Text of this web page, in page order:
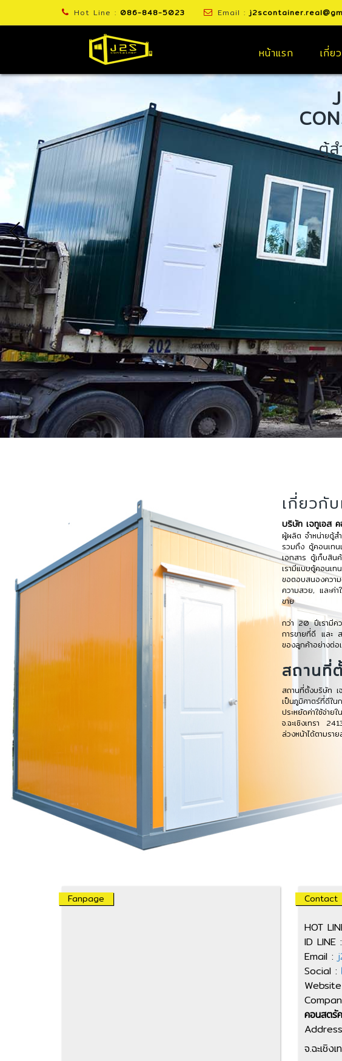
Hot Line : 086-848-5023 Email :
หน้าแรก เกี่ย
ตู้กระจกบานเลื่อน
สะท้อนความเรียบง่ายและเรียบหรู
สนใจตู้หล่อๆ สวยๆ พร้อมคุณภาพ ติดต่อเลย !!!
Hot Line : 086-848-5023
Line :j2scontainer
เกี่ยวกับ
บริษัท เจทูเอส ค
ผู้ผลิต จำหน่ายตู้ส
รวมถึง ตู้คอนเท
เอกสาร ตู้เก็บสิ
เรามีแบบตู้คอนเท
ขอตอบสนองควา
ความสวย, และค่า
ขาย
กว่า 20 ปีเรามีค
การขายที่ดี และ
ของลูกค้าอย่างต่อ
สถานที่
สถานที่ตั้งบริษัท เ
เป็นภูมิศาตร์ที่ดีใ
ประหยัดค่าใช้จ่
จ.ฉะเชิงเทรา
ล่วงหน้าได้ตามรา
Fanpage Contact
HOT
ID
Email :
Social :
คอนสตรั
จ.ฉะเชิง